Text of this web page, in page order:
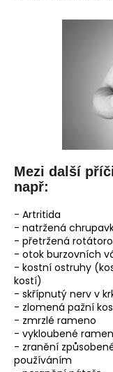
Mezi další
např:
- Artritida
- natržená
- přetržená
- otok burzovních
- kostní ostruhy
kostí)
- skřípnutý nerv v
- zlomená pažní
- zmrzlé rameno
- vykloubené
- zranění
používáním